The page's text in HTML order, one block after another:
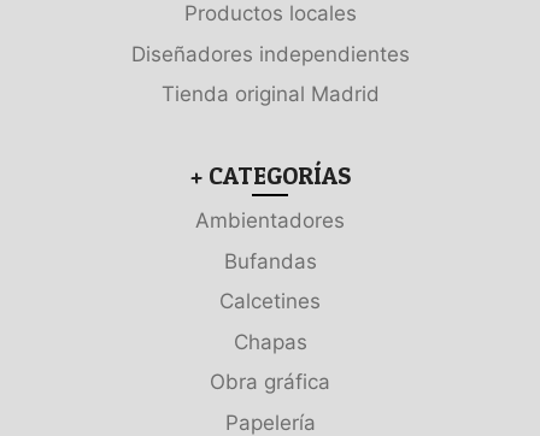
Productos locales
Diseñadores independientes
Tienda original Madrid
+ CATEGORÍAS
Ambientadores
Bufandas
Calcetines
Chapas
Obra gráfica
Papelería